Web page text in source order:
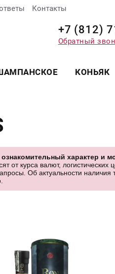
Контакты
+7 (812)
Обратный
КОНЬЯК
характер и
от курса валют, логистических
Об актуальности наличия